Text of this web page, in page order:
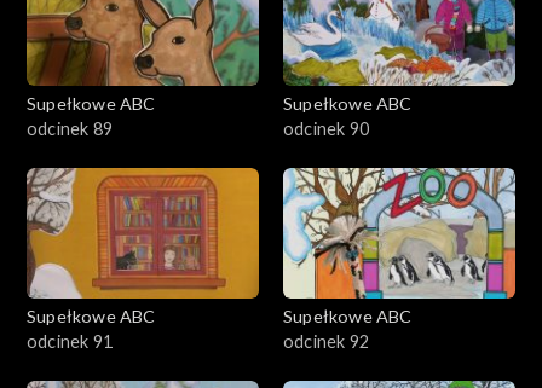
Supełkowe ABC
odcinek 89
Supełkowe ABC
odcinek 90
Supełkowe ABC
odcinek 91
Supełkowe ABC
odcinek 92